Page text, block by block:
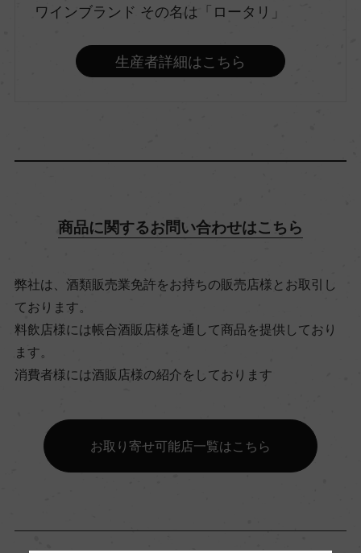
味わい
6℃
ビオ情報・認証機関
ー
有機JAS認証
ワインブランド その名は「ロータリ」
生産者詳細はこちら
商品に関するお問い合わせはこちら
弊社は、酒類販売業免許をお持ちの販売店様とお取引し
ております。
料飲店様には帳合酒販店様を通して商品を提供しており
ます。
消費者様には酒販店様の紹介をしております
お取り寄せ可能店一覧はこちら